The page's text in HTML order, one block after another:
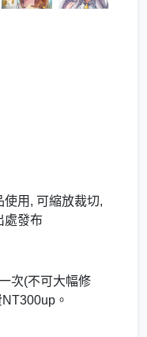
用, 可縮放裁切,
處發布
次(不可大幅修
。